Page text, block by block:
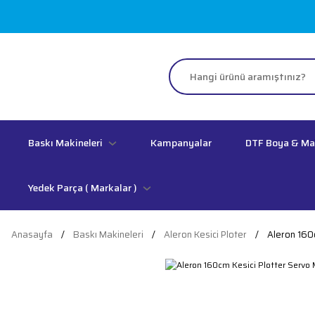
Baskı Makineleri Kampanyalar DTF Boya &
Yedek Parça ( Markalar )
Anasayfa Baskı Makineleri Aleron Kesici Ploter Aleron